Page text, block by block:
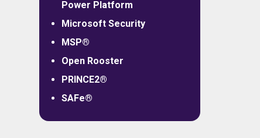
Power Platform
Microsoft Security
MSP®
Open Rooster
PRINCE2®
SAFe®